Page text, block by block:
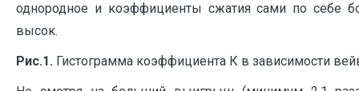
однородное и коэффициенты сжатия сами по себе
высок.
Рис.1. Гистограмма коэффициента К в зависимости